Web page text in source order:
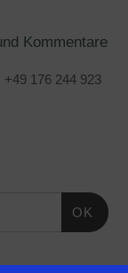
Kommentare
176 244 923
OK